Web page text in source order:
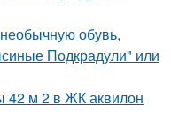
обувь,
Подкрадули" или
42 м 2 в ЖК аквилон